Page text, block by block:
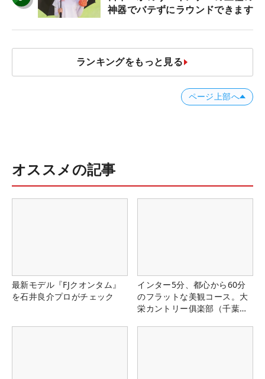
神器でバテずにラウンドできます
ランキングをもっと見る
ページ上部へ
オススメの記事
最新モデル『FJクオンタム』
を石井良介プロがチェック
インター5分、都心から60分
のフラットな美観コース。大
栄カントリー俱楽部（千葉